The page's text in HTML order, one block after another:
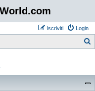
Login
Iscriviti
c